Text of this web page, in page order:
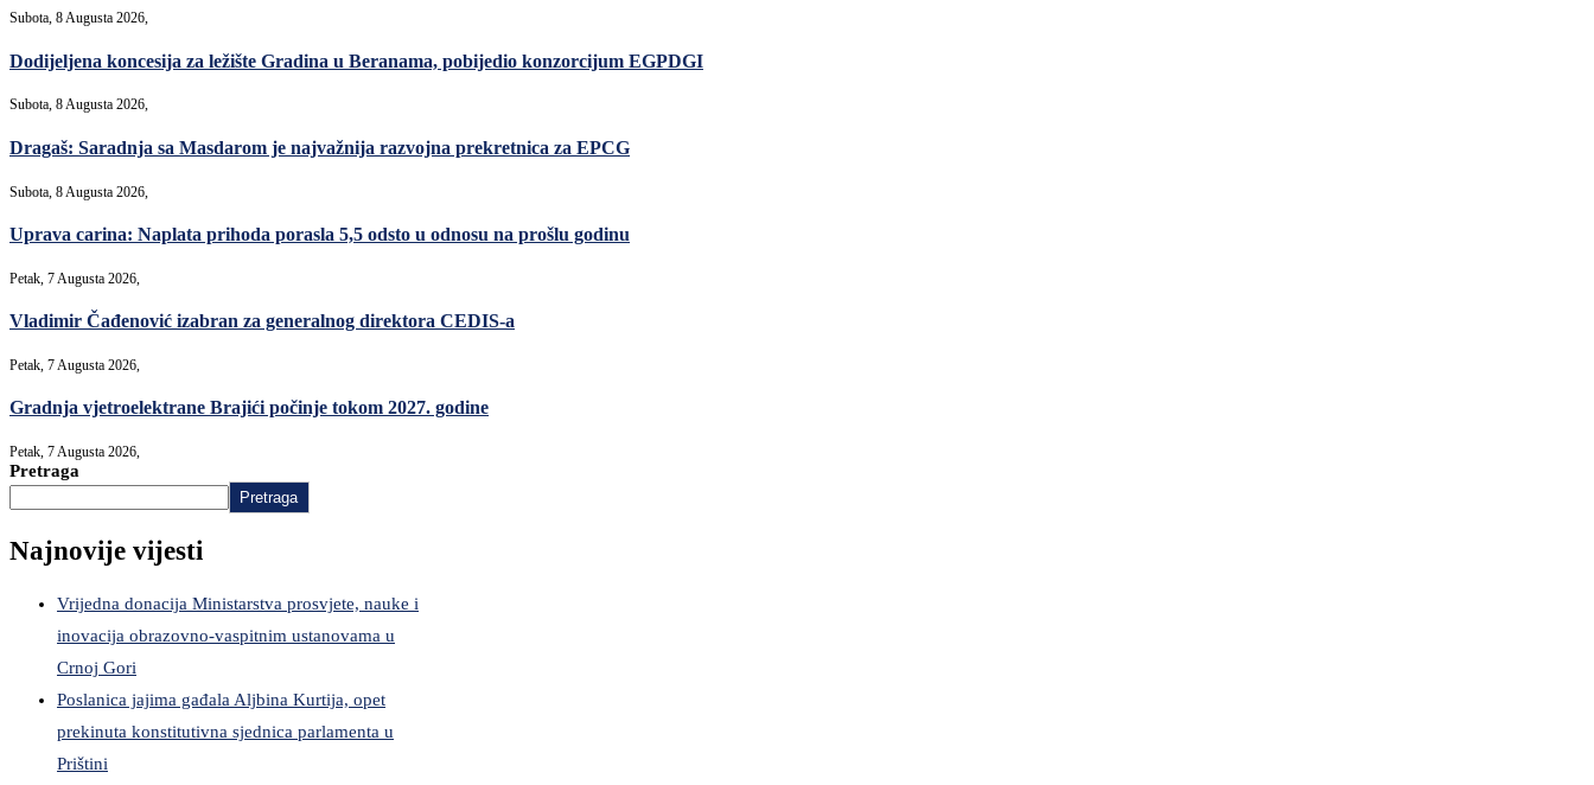
Subota, 8 Augusta 2026,
Dodijeljena koncesija za ležište Gradina u Beranama, pobijedio konzorcijum EGPDGI
Subota, 8 Augusta 2026,
Dragaš: Saradnja sa Masdarom je najvažnija razvojna prekretnica za EPCG
Subota, 8 Augusta 2026,
Uprava carina: Naplata prihoda porasla 5,5 odsto u odnosu na prošlu godinu
Petak, 7 Augusta 2026,
Vladimir Čađenović izabran za generalnog direktora CEDIS-a
Petak, 7 Augusta 2026,
Gradnja vjetroelektrane Brajići počinje tokom 2027. godine
Petak, 7 Augusta 2026,
Pretraga
Pretraga
Najnovije vijesti
Vrijedna donacija Ministarstva prosvjete, nauke i
inovacija obrazovno-vaspitnim ustanovama u
Crnoj Gori
Poslanica jajima gađala Aljbina Kurtija, opet
prekinuta konstitutivna sjednica parlamenta u
Prištini